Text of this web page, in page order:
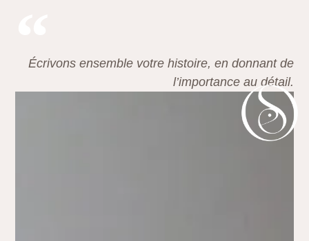
Écrivons ensemble votre histoire, en donnant de
l’importance au détail.